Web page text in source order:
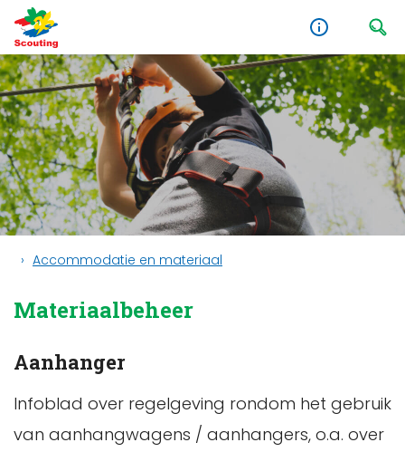
Accommodatie en materiaal
Materiaalbeheer
Aanhanger
Infoblad over regelgeving rondom het gebruik
van aanhangwagens / aanhangers, o.a. over